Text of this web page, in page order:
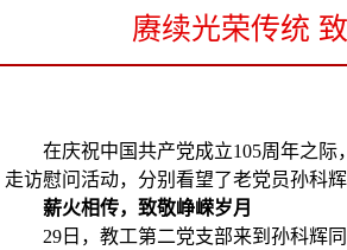
赓续光荣传统
在庆祝中国共产党成立105周年之际
走访慰问活动，分别看望了老党员孙科
薪火相传，致敬峥嵘岁月
29日，教工第二党支部来到孙科辉